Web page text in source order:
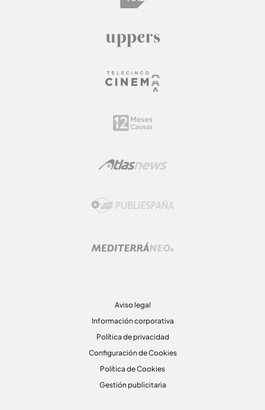
Aviso legal
Información corporativa
Política de privacidad
Configuración de Cookies
Política de Cookies
Gestión publicitaria